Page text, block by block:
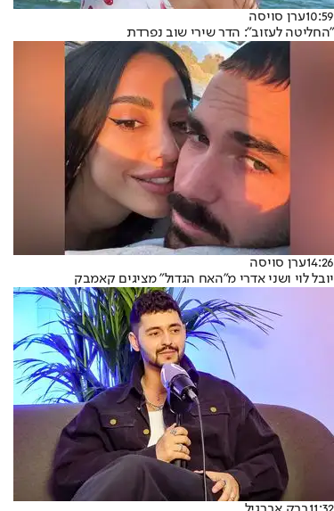
10:59ערן סויסה
"החליטה לעזוב": הדר שירי שוב נפרדת
14:26ערן סויסה
יובל לוי ושני אדרי מ"האח הגדול" מציגים קאמבק